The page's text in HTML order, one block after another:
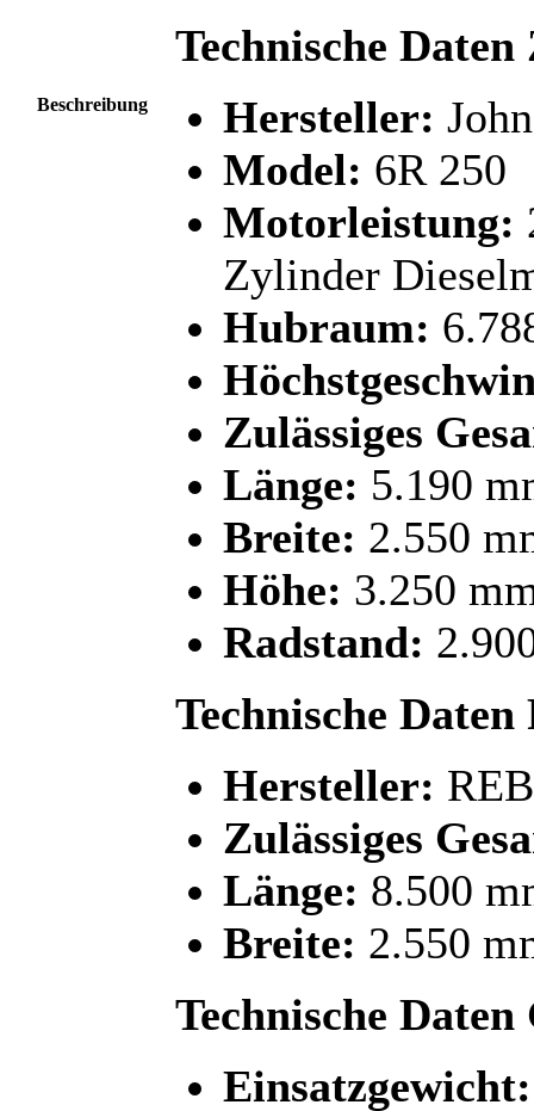
Beschreibung
Technische
Hersteller:
Model: 6R 250
Motorleistung:
Zylinder
Hubraum:
Zulässiges
Länge: 5.190
Breite: 2.550
Höhe: 3.250
Radstand:
Technische
Hersteller:
Zulässiges
Länge: 8.500
Breite: 2.550
Technische
Einsatzgewicht: